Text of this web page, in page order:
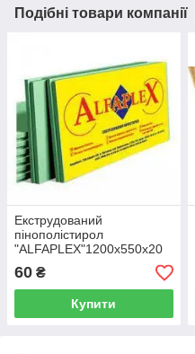
Подібні товари компанії
Екструдований
пінополістирол
"ALFAPLEX"1200х550х20
(блакит) (0,0132м3/1шт)
60 ₴
Купити